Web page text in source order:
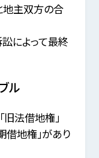
地主双方の合
によって最終
ル
法借地権」
借地権」があり